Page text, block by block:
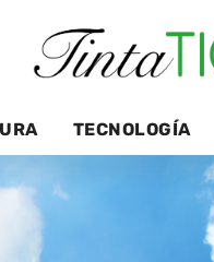
TECNOLOGÍA